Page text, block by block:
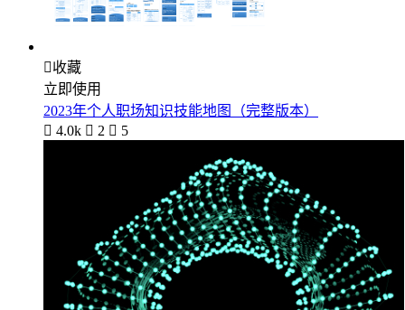
收藏
立即使用
2023年个人职场知识技能地图（完整版本）
 4.0k  2  5